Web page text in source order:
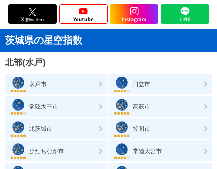
茨城県の星空指数
北部(水戸)
水戸市 日立市
常陸太田市 高萩市
北茨城市 笠間市
ひたちなか市 常陸大宮市